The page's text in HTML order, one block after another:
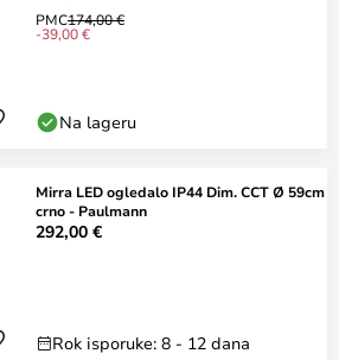
PMC174,00 €
-39,00 €
Na lageru
Mirra LED ogledalo IP44 Dim. CCT Ø 59cm
crno - Paulmann
292,00 €
Rok isporuke: 8 - 12 dana